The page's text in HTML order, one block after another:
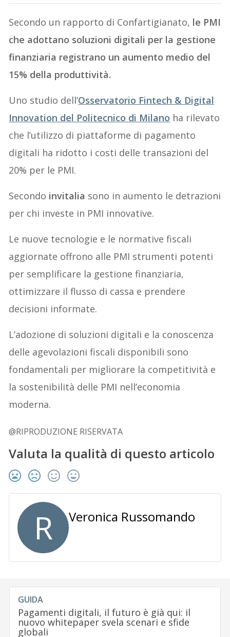
Secondo un rapporto di Confartigianato, le PMI
che adottano soluzioni digitali per la gestione
finanziaria registrano un aumento medio del
15% della produttività.
Uno studio dell’Osservatorio Fintech & Digital
Innovation del Politecnico di Milano ha rilevato
che l’utilizzo di piattaforme di pagamento
digitali ha ridotto i costi delle transazioni del
20% per le PMI.
Secondo invitalia sono in aumento le detrazioni
per chi investe in PMI innovative.
Le nuove tecnologie e le normative fiscali
aggiornate offrono alle PMI strumenti potenti
per semplificare la gestione finanziaria,
ottimizzare il flusso di cassa e prendere
decisioni informate.
L’adozione di soluzioni digitali e la conoscenza
delle agevolazioni fiscali disponibili sono
fondamentali per migliorare la competitività e
la sostenibilità delle PMI nell’economia
moderna.
@RIPRODUZIONE RISERVATA
Valuta la qualità di questo articolo
R Veronica Russomando
GUIDA
Pagamenti digitali, il futuro è già qui: il
nuovo whitepaper svela scenari e sfide
globali